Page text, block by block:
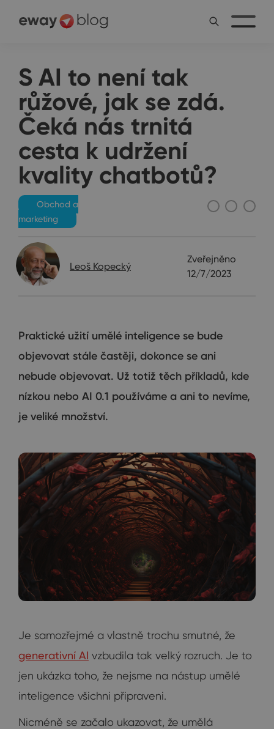
S AI to není tak
růžové, jak se zdá.
Čeká nás trnitá
cesta k udržení
kvality chatbotů?
Obchod a
marketing
Leoš Kopecký
Zveřejněno
12/7/2023
Praktické užití umělé inteligence se bude
objevovat stále častěji, dokonce se ani
nebude objevovat. Už totiž těch příkladů, kde
nízkou nebo AI 0.1 používáme a ani to nevíme,
je veliké množství.
Je samozřejmé a vlastně trochu smutné, že
generativní AI vzbudila tak velký rozruch. Je to
jen ukázka toho, že nejsme na nástup umělé
inteligence všichni připraveni.
Nicméně se začalo ukazovat, že umělá